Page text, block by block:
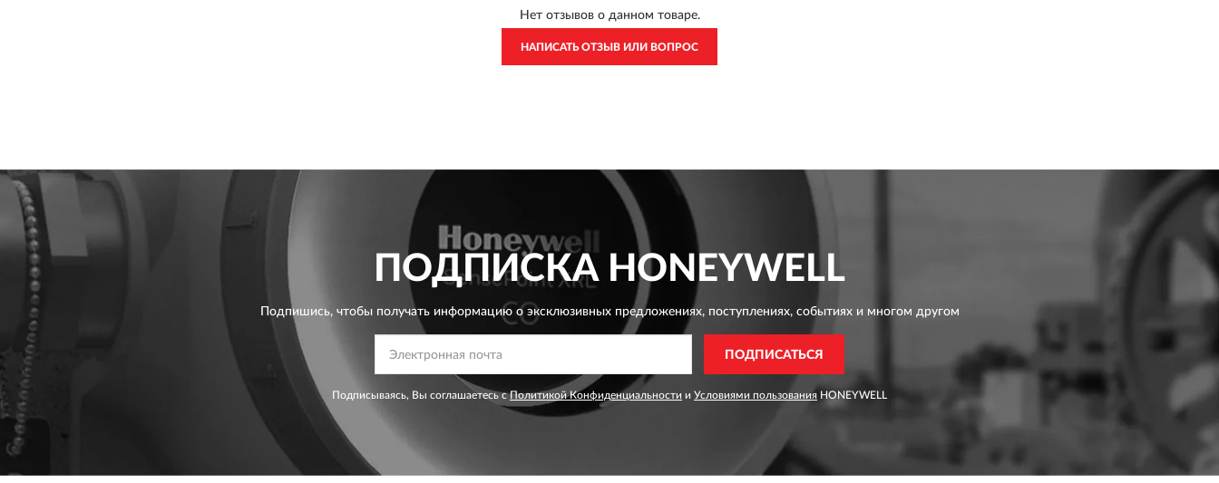
Нет отзывов о данном товаре.
НАПИСАТЬ ОТЗЫВ ИЛИ ВОПРОС
ПОДПИСКАHONEYWELL
Подпишись, чтобы получать информацию о эксклюзивных предложениях,поступлениях, событиях и многом другом
ПОДПИСАТЬСЯ
Подписываясь, Вы соглашаетесь сПолитикой Конфиденциальности и Условиями пользования HONEYWELL